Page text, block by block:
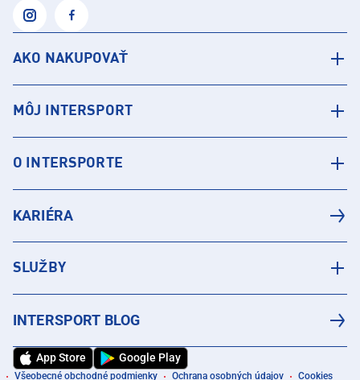
AKO NAKUPOVAŤ
MÔJ INTERSPORT
O INTERSPORTE
KARIÉRA
SLUŽBY
INTERSPORT BLOG
App Store Google Play
Všeobecné obchodné podmienky Ochrana osobných údajov Cookies